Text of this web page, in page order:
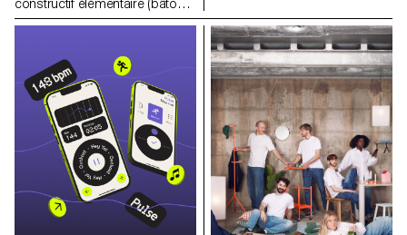
constructif élémentaire (bâtons,
assemblages visibles, structure
nouveaux objets et mobiliers
adaptés à des usages
contemporains. L’objectif est
de comprendre comment cette
logique de conception, pensée
comme accessible et
économique, peut être
actualisée face aux enjeux de
durabilité, de fonctionnalité et
d’esthétique.
fonctionnelle avec une interface
interactive, incluant un
contrôleur mobile permettant
aux utilisateurs de manipuler
l’affichage en temps réel.
Conçu et programmé par des
étudiants de deuxième année
en Bachelor Media & Interaction
Design dans le cadre d’un
cours enseigné par Gaël Hugo,
le projet montre comment la
visualisation interactive peut
rendre des données
complexes plus accessibles et
engageantes.